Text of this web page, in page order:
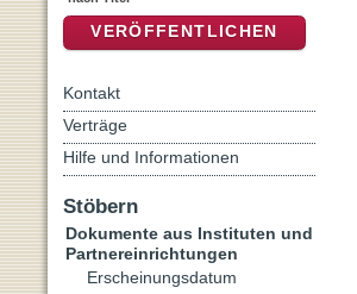
VERÖFFENTLICHEN
Kontakt
Verträge
Hilfe und Informationen
Stöbern
Dokumente aus Instituten und
Partnereinrichtungen
Erscheinungsdatum